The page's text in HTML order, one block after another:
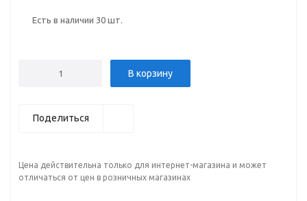
Есть в наличии 30 шт.
В корзину
Поделиться
Цена действительна только для интернет-магазина и может
отличаться от цен в розничных магазинах